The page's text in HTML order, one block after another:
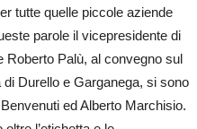
tutte quelle piccole aziende
parole il vicepresidente di
Roberto Palù, al convegno sul
di Durello e Garga­nega, si sono
ed Alberto Marchisio.